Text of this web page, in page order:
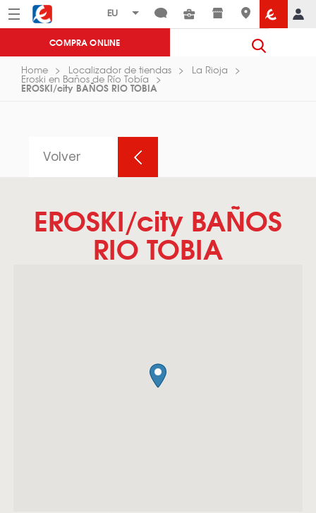
Menú Eroski
COMPRA ONLINE
Home Localizador de tiendas La Rioja
Eroski en Baños de Río Tobía
EROSKI/city BAÑOS RIO TOBIA
Volver
EROSKI/city BAÑOS
RIO TOBIA